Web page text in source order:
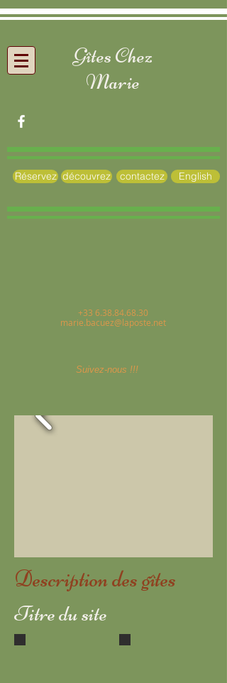
Gîtes Chez
Marie
Réservez découvrez contactez English
+33 6.38.84.68.30
marie.bacuez@laposte.net
Suivez-nous !!!
Description des gîtes
Titre du site